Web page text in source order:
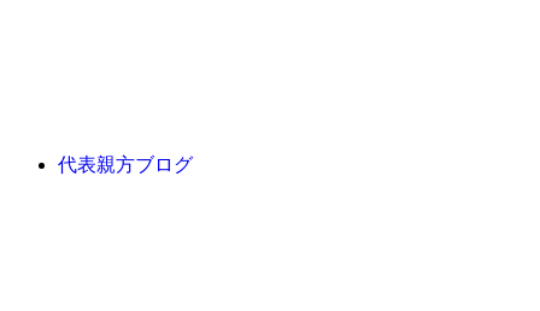
代表親方ブログ